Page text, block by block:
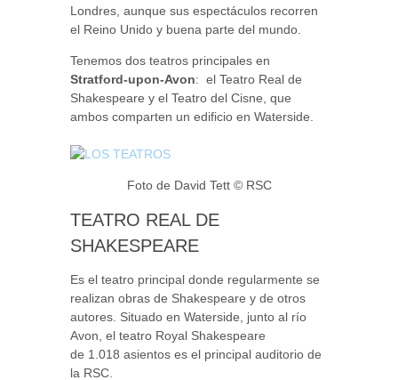
Londres, aunque sus espectáculos recorren
el Reino Unido y buena parte del mundo.
Tenemos dos teatros principales en
Stratford-upon-Avon: el Teatro Real de
Shakespeare y el Teatro del Cisne, que
ambos comparten un edificio en Waterside.
Foto de David Tett © RSC
TEATRO REAL DE
SHAKESPEARE
Es el teatro principal donde regularmente se
realizan obras de Shakespeare y de otros
autores. Situado en Waterside, junto al río
Avon, el teatro Royal Shakespeare
de 1.018 asientos es el principal auditorio de
la RSC.